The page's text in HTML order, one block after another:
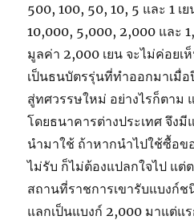
500, 100, 50, 10, 5 และ 1
10,000, 5,000, 2,000 และ
มูลค่า 2,000 เยน จะไม่ค่อยเ
เป็นธนบัตรรุ่นที่ทำออกมาเมื่อ
สู่ทศวรรษใหม่ อย่างไรก็ตาม
โดยธนาคารต่างประเทศ จึง
นำมาใช้ ถ้าหากนำไปใช้ซื้อข
ไม่รับ ก็ไม่ต้องแปลกใจไป แ
สถานที่ราชการเขารับแบงก์
แลกเป็นแบงก์ 2,000 มาแต่แ